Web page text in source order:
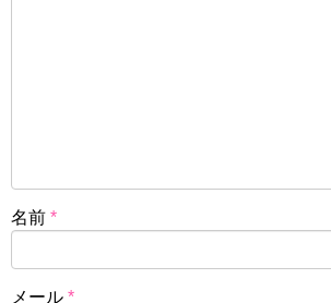
名前 *
メール *